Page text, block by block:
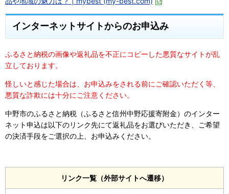
インターネットサイトからのお申込み
ふるさと納税の画像や返礼品を不正にコピーした悪質なサイトが乱
立しております。
怪しいと感じた場合は、お申込みをされる前にご確認いただく等、
悪質な詐欺には十分にご注意ください。
中野市のふるさと納税（ふるさと信州中野応援寄附金）のインター
ネット申込は以下のリンク先にて返礼品をお選びいただき、ご希望
の決済手段をご選択の上、お申込みください。
リンク一覧（外部サイトへ遷移）